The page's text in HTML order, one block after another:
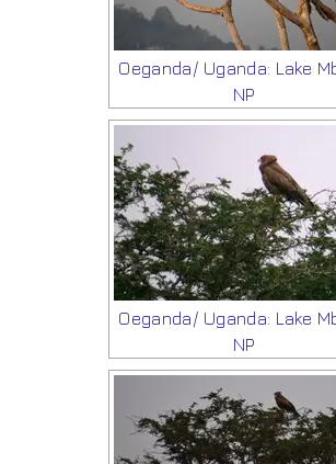
Oeganda/ Uganda: Lake
NP
Oeganda/ Uganda: Lake
NP